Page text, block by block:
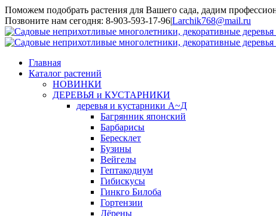
Поможем подобрать растения для Вашего сада, дадим
Toggle
SlidingBar
Area
Позвоните нам сегодня: 8-903-593-17-96|Larchik768@mail.ru
Главная
Каталог растений
НОВИНКИ
ДЕРЕВЬЯ и КУСТАРНИКИ
деревья и кустарники А~Д
Багрянник японский
Барбарисы
Бересклет
Бузины
Вейгелы
Гептакодиум
Гибискусы
Гинкго Билоба
Гортензии
Дёрены